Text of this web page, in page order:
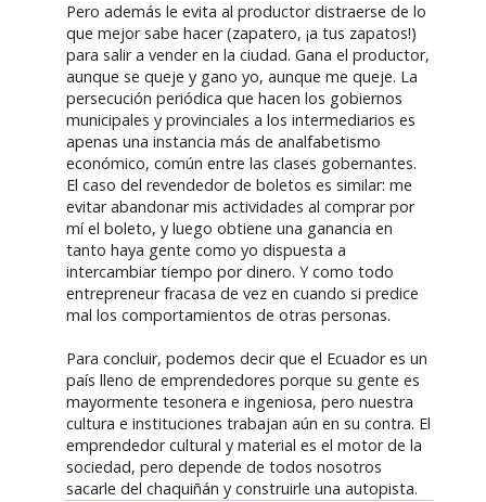
Pero además le evita al productor distraerse de lo
que mejor sabe hacer (zapatero, ¡a tus zapatos!)
para salir a vender en la ciudad. Gana el productor,
aunque se queje y gano yo, aunque me queje. La
persecución periódica que hacen los gobiernos
municipales y provinciales a los intermediarios es
apenas una instancia más de analfabetismo
económico, común entre las clases gobernantes.
El caso del revendedor de boletos es similar: me
evitar abandonar mis actividades al comprar por
mí el boleto, y luego obtiene una ganancia en
tanto haya gente como yo dispuesta a
intercambiar tiempo por dinero. Y como todo
entrepreneur fracasa de vez en cuando si predice
mal los comportamientos de otras personas.
Para concluir, podemos decir que el Ecuador es un
país lleno de emprendedores porque su gente es
mayormente tesonera e ingeniosa, pero nuestra
cultura e instituciones trabajan aún en su contra. El
emprendedor cultural y material es el motor de la
sociedad, pero depende de todos nosotros
sacarle del chaquiñán y construirle una autopista.